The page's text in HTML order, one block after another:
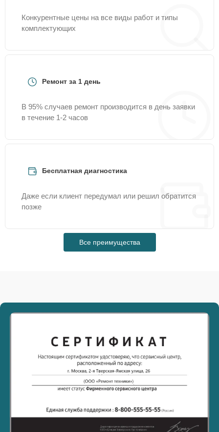
Конкурентные цены на все виды работ и типы
комплектующих
Ремонт за 1 день
В 95% случаев ремонт производится в день заявки
в течение 1-2 часов
Бесплатная диагностика
Даже если клиент передумал или решил обратится
позже
Все преимущества